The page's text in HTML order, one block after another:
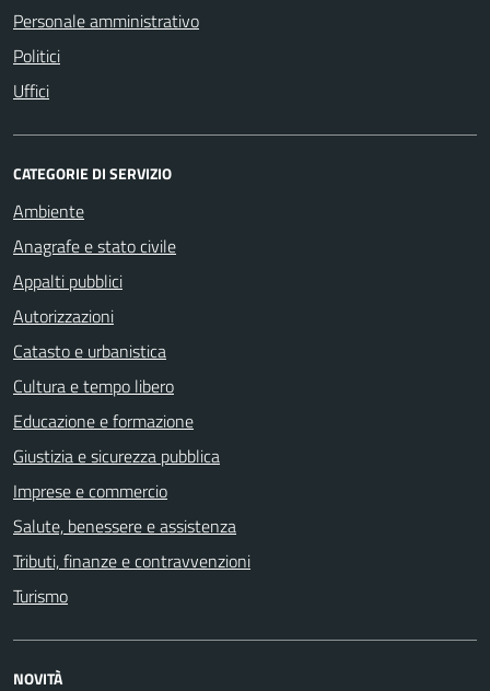
Personale amministrativo
Politici
Uffici
CATEGORIE DI SERVIZIO
Ambiente
Anagrafe e stato civile
Appalti pubblici
Autorizzazioni
Catasto e urbanistica
Cultura e tempo libero
Educazione e formazione
Giustizia e sicurezza pubblica
Imprese e commercio
Salute, benessere e assistenza
Tributi, finanze e contravvenzioni
Turismo
NOVITÀ